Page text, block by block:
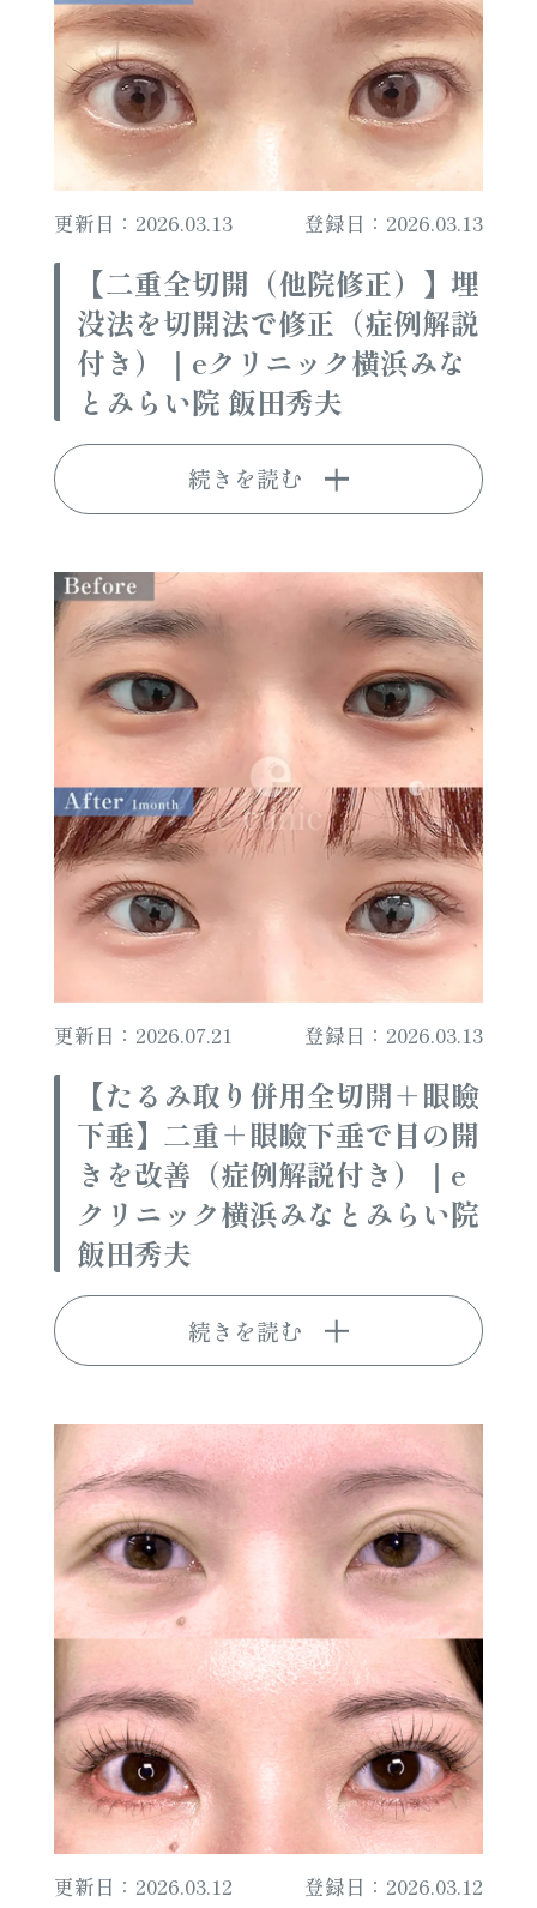
更新日：2026.03.13 登録日：2026.03.13
【二重全切開（他院修正）】埋
没法を切開法で修正（症例解説
付き）｜eクリニック横浜みな
とみらい院 飯田秀夫
続きを読む
更新日：2026.07.21 登録日：2026.03.13
【たるみ取り併用全切開＋眼瞼
下垂】二重＋眼瞼下垂で目の開
きを改善（症例解説付き）｜e
クリニック横浜みなとみらい院
飯田秀夫
続きを読む
更新日：2026.03.12 登録日：2026.03.12